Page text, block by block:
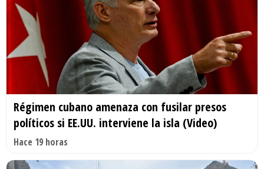
Régimen cubano amenaza con fusilar presos
políticos si EE.UU. interviene la isla (Video)
Hace 19 horas